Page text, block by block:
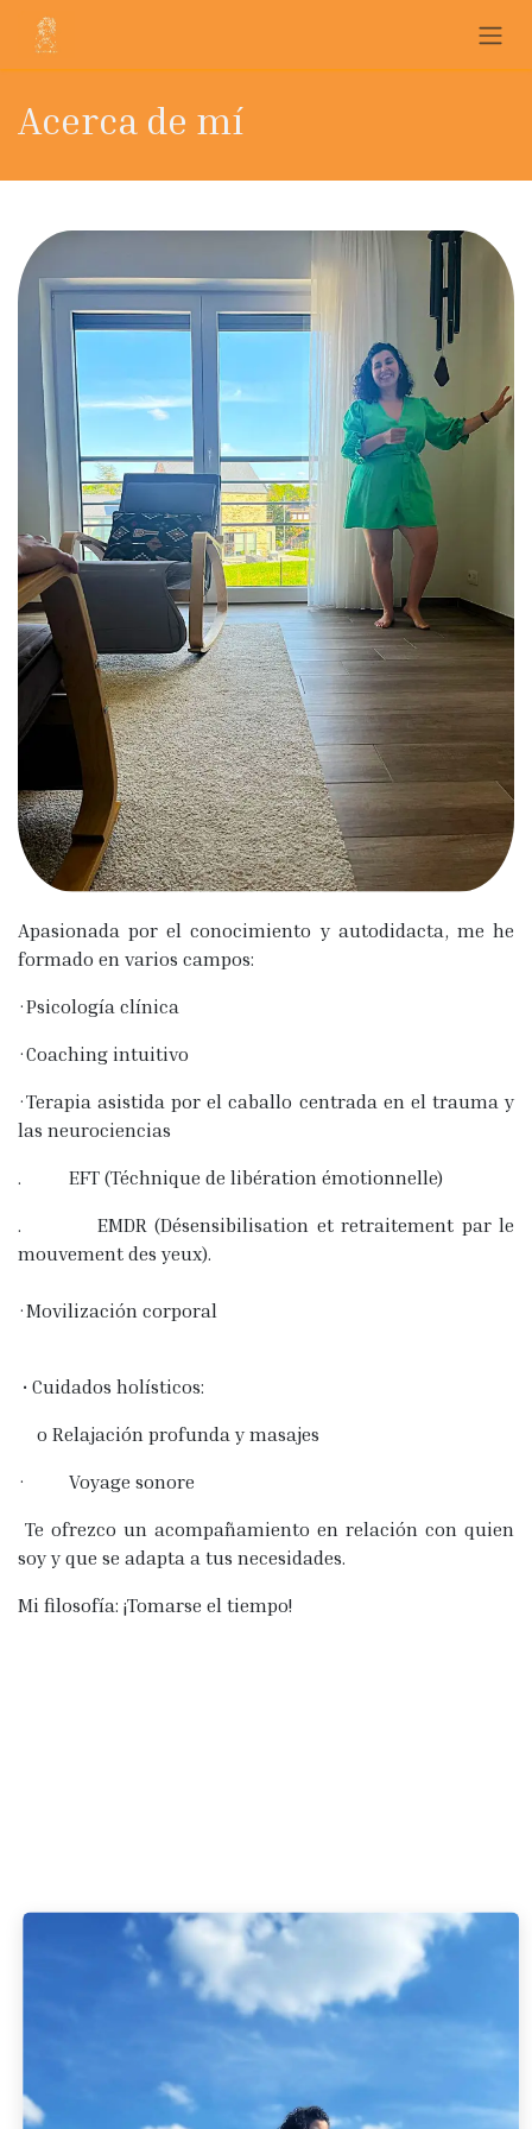
Ir al contenido
Acerca de mí​​
Apasionada por el conocimiento y autodidacta, me he
formado en varios campos:
·Psicología clínica
·Coaching intuitivo
·Terapia asistida por el caballo centrada en el trauma y
las neurociencias
. EFT (Téchnique de libération émotionnelle)
. EMDR (Désensibilisation et retraitement par le
mouvement des yeux).
·Movilización corporal
• Cuidados holísticos:
o Relajación profunda y masajes
· Voyage sonore
Te ofrezco un acompañamiento en relación con quien
soy y que se adapta a tus necesidades.
Mi filosofía: ¡Tomarse el tiempo!